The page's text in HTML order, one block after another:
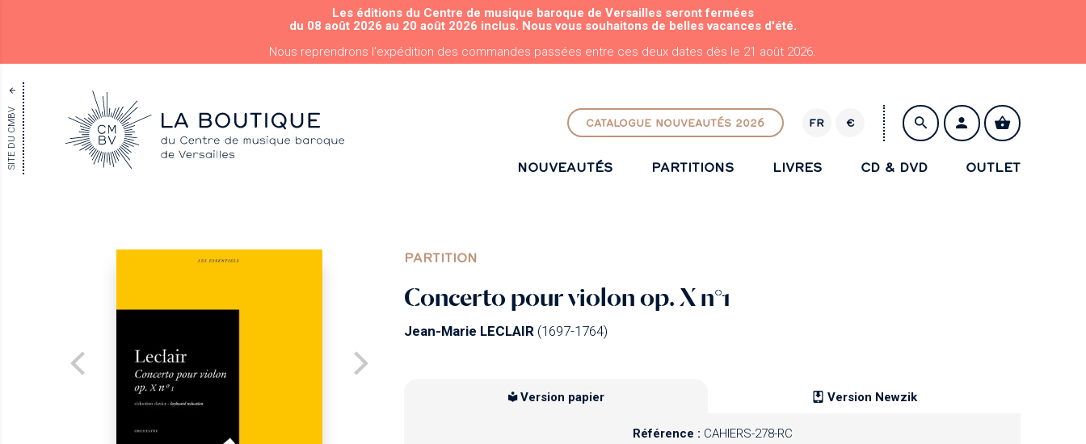
ALLER AU CONTENU PRINCIPAL
Les éditions du Centre de musique baroque de Versailles seront fermées
du 08 août 2026 au 20 août 2026 inclus. Nous vous souhaitons de belles vacances d'été.
Nous reprendrons l'expédition des commandes passées entre ces deux dates dès le 21 août 2026.
SITE DU CMBV CATALOGUE NOUVEAUTÉS 2026 FR
R
€
NOUVEAUTÉS PARTITIONS LIVRES CD & DVD OUTLET
PARTITION
Concerto pour violon op. X n°1
Jean-Marie LECLAIR (1697-1764)
Version papier Version Newzik
Référence : CAHIERS-278-RC